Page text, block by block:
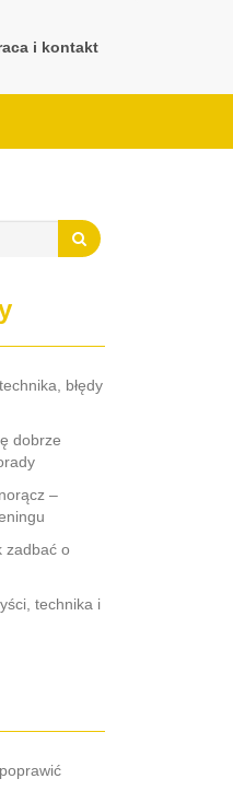
i kontakt
błędy
dobrze
–
zadbać o
technika i